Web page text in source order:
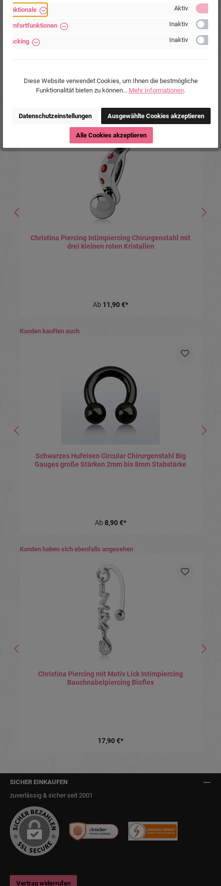
Produktgalerie überspringen
Ähnliche Produkte
Christina Piercing Intimpiercing Chirurgenstahl mit
drei kleinen roten Kristallen
Ab 11,90 €*
Produktgalerie überspringen
Kunden kauften auch
Schwarzes Hufeisen Circular Chirurgenstahl Big
Gauges große Stärken 2mm bis 8mm Stabstärke
Ab 8,90 €*
Produktgalerie überspringen
Kunden haben sich ebenfalls angesehen
Christina Piercing mit Motiv Lick Intimpiercing
Bauchnabelpiercing Bioflex
17,90 €*
SICHER EINKAUFEN
zuverlässig & sicher seit 2001
Vertrag widerrufen
Funktionale Aktiv
Komfortfunktionen Inaktiv
Tracking Inaktiv
Diese Website verwendet Cookies, um Ihnen die bestmögliche
Funktionalität bieten zu können... Mehr Informationen.
Datenschutzeinstellungen Ausgewählte Cookies akzeptieren
Alle Cookies akzeptieren